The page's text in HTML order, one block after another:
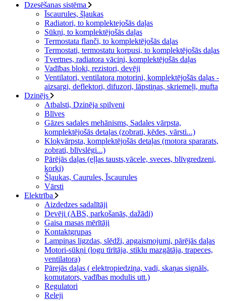
Dzesēšanas sistēma
Īscaurules, šļaukas
Radiatori, to komplektejošās daļas
Sūkņi, to komplektējošās daļas
Termostata flanči, to komplektējošās daļas
Termostati, termostatu korpusi, to komplektējošās daļas
Tvertnes, radiatora vāciņi, komplektējošās daļas
Vadības bloki, rezistori, devēji
Ventilatori, ventilatora motoriņi, komplektējošās daļas -
aizsargi, deflektori, difuzori, lāpstiņas, skriemeļi, mufta
Dzinējs
Atbalsti, Dzinēja spilveni
Blīves
Gāzes sadales mehānisms, Sadales vārpsta,
komplektējošās detaļas (zobrati, ķēdes, vārsti...)
Kloķvārpsta, komplektējošās detaļas (motora spararats,
zobrati, blīvslēgi...)
Pārējās daļas (eļļas tausts,vācele, sveces, blīvgredzeni,
korķi)
Šļaukas, Caurules, Īscaurules
Vārsti
Elektrība
Aizdedzes sadalītāji
Devēji (ABS, parkošanās, dažādi)
Gaisa masas mērītāji
Kontaktgrupas
Lampiņas ligzdas, slēdži, apgaismojumi, pārējās daļas
Motori-sūkņi (logu tīrītāja, stiklu mazgātāja, trapeces,
ventilatora)
Pārejās daļas ( elektropiedziņa, vadi, skaņas signāls,
komutators, vadības modulis utt.)
Regulatori
Releji